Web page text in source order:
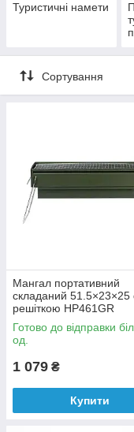
Туристичні намети
Сортування
Мангал портативний
складаний 51.5×23×25
решіткою HP461GR
Готово до відправки
од.
1 079 ₴
Купити